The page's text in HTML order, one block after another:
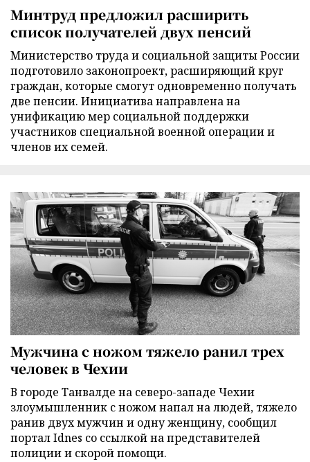
Минтруд предложил расширить
список получателей двух пенсий
Министерство труда и социальной защиты России
подготовило законопроект, расширяющий круг
граждан, которые смогут одновременно получать
две пенсии. Инициатива направлена на
унификацию мер социальной поддержки
участников специальной военной операции и
членов их семей.
Мужчина с ножом тяжело ранил трех
человек в Чехии
В городе Танвалде на северо-западе Чехии
злоумышленник с ножом напал на людей, тяжело
ранив двух мужчин и одну женщину, сообщил
портал Idnes со ссылкой на представителей
полиции и скорой помощи.